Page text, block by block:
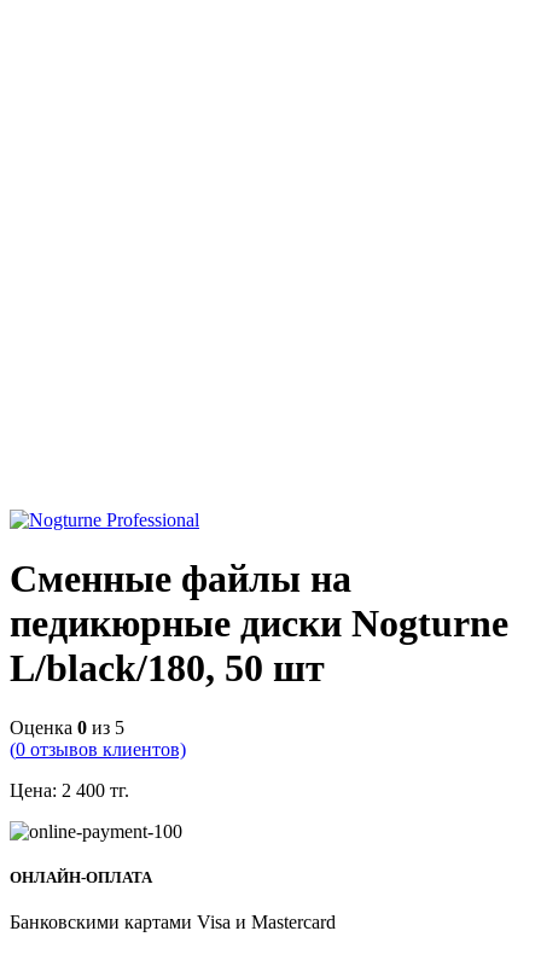
Сменные файлы на
педикюрные диски Nogturne
L/black/180, 50 шт
Оценка 0 из 5
(0 отзывов клиентов)
Цена: 2 400 тг.
ОНЛАЙН-ОПЛАТА
Банковскими картами Visa и Mastercard